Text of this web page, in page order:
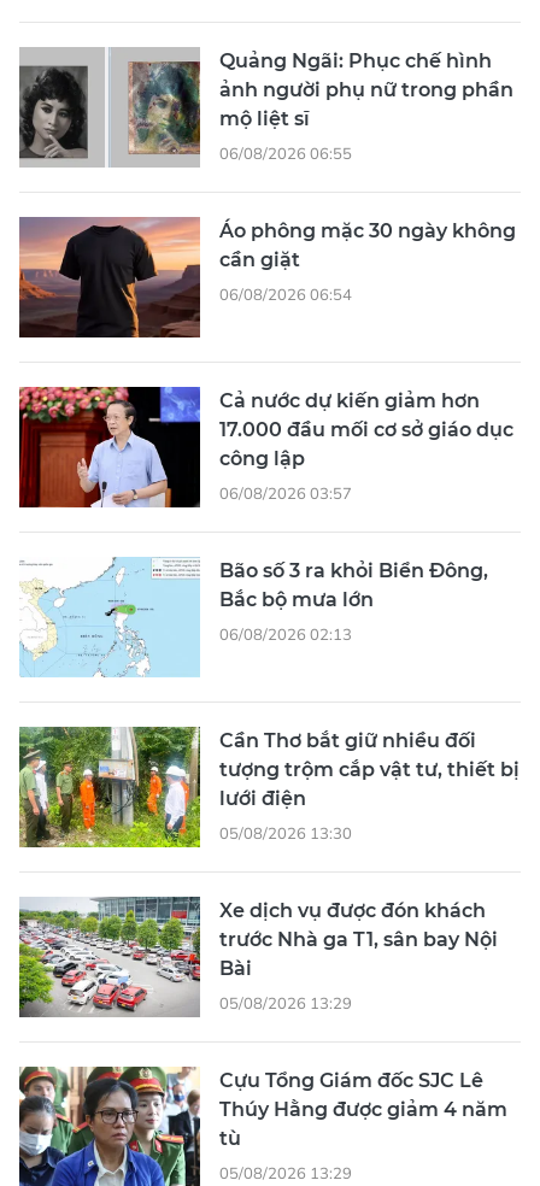
Quảng Ngãi: Phục chế hình
ảnh người phụ nữ trong phần
mộ liệt sĩ
06/08/2026 06:55
Áo phông mặc 30 ngày không
cần giặt
06/08/2026 06:54
Cả nước dự kiến giảm hơn
17.000 đầu mối cơ sở giáo dục
công lập
06/08/2026 03:57
Bão số 3 ra khỏi Biển Đông,
Bắc bộ mưa lớn
06/08/2026 02:13
Cần Thơ bắt giữ nhiều đối
tượng trộm cắp vật tư, thiết bị
lưới điện
05/08/2026 13:30
Xe dịch vụ được đón khách
trước Nhà ga T1, sân bay Nội
Bài
05/08/2026 13:29
Cựu Tổng Giám đốc SJC Lê
Thúy Hằng được giảm 4 năm
tù
05/08/2026 13:29